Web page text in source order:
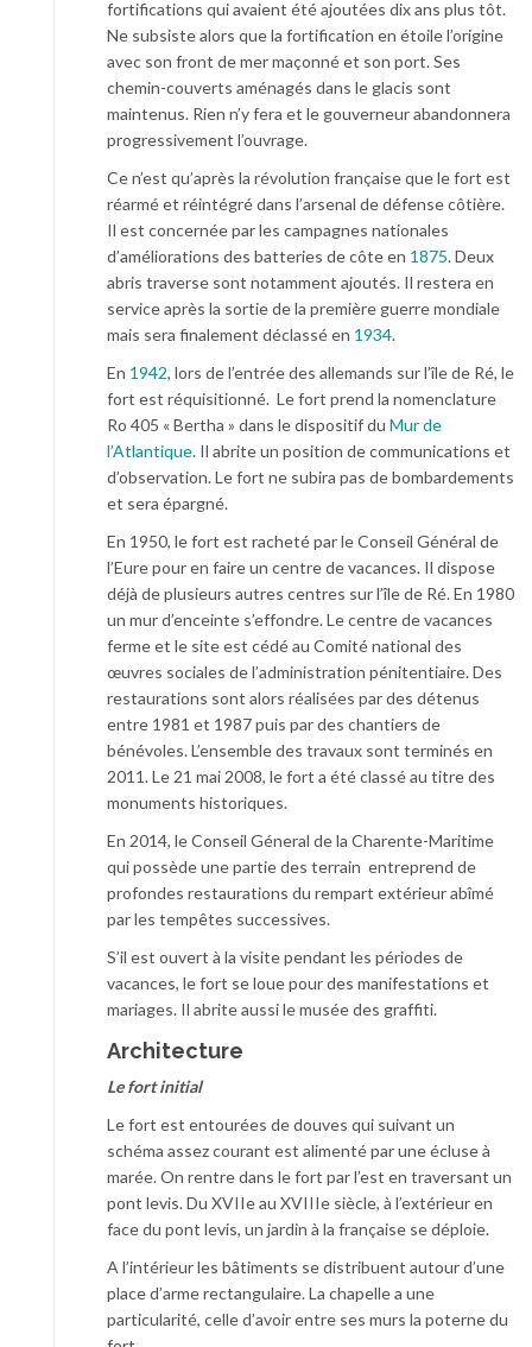
fortifications qui avaient été ajoutées dix ans plus tôt.
Ne subsiste alors que la fortification en étoile l’origine
avec son front de mer maçonné et son port. Ses
chemin-couverts aménagés dans le glacis sont
maintenus. Rien n’y fera et le gouverneur abandonnera
progressivement l’ouvrage.
Ce n’est qu’après la révolution française que le fort est
réarmé et réintégré dans l’arsenal de défense côtière.
Il est concernée par les campagnes nationales
d’améliorations des batteries de côte en 1875. Deux
abris traverse sont notamment ajoutés. Il restera en
service après la sortie de la première guerre mondiale
mais sera finalement déclassé en 1934.
En 1942, lors de l’entrée des allemands sur l’île de Ré, le
fort est réquisitionné. Le fort prend la nomenclature
Ro 405 « Bertha » dans le dispositif du Mur de
l’Atlantique. Il abrite un position de communications et
d’observation. Le fort ne subira pas de bombardements
et sera épargné.
En 1950, le fort est racheté par le Conseil Général de
l’Eure pour en faire un centre de vacances. Il dispose
déjà de plusieurs autres centres sur l’île de Ré. En 1980
un mur d’enceinte s’effondre. Le centre de vacances
ferme et le site est cédé au Comité national des
œuvres sociales de l’administration pénitentiaire. Des
restaurations sont alors réalisées par des détenus
entre 1981 et 1987 puis par des chantiers de
bénévoles. L’ensemble des travaux sont terminés en
2011. Le 21 mai 2008, le fort a été classé au titre des
monuments historiques.
En 2014, le Conseil Géneral de la Charente-Maritime
qui possède une partie des terrain entreprend de
profondes restaurations du rempart extérieur abîmé
par les tempêtes successives.
S’il est ouvert à la visite pendant les périodes de
vacances, le fort se loue pour des manifestations et
mariages. Il abrite aussi le musée des graffiti.
Architecture
Le fort initial
Le fort est entourées de douves qui suivant un
schéma assez courant est alimenté par une écluse à
marée. On rentre dans le fort par l’est en traversant un
pont levis. Du XVIIe au XVIIIe siècle, à l’extérieur en
face du pont levis, un jardin à la française se déploie.
A l’intérieur les bâtiments se distribuent autour d’une
place d’arme rectangulaire. La chapelle a une
particularité, celle d’avoir entre ses murs la poterne du